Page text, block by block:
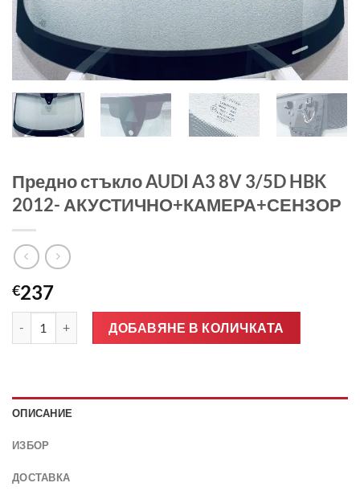
Предно стъкло AUDI A3 8V 3/5D HBK
2012- АКУСТИЧНО+КАМЕРА+СЕНЗОР
€237
количество за Предно стъкло AUDI A3 8V 3/5D HBK 2012-
ДОБАВЯНЕ В КОЛИЧКАТА
ОПИСАНИЕ
ИЗБОР
ДОСТАВКА